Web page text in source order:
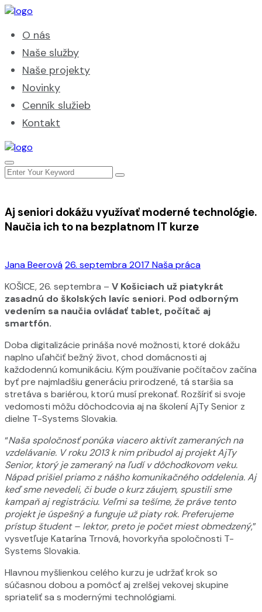
O nás
Naše služby
Naše projekty
Novinky
Cenník služieb
Kontakt
Jana Beerová26. septembra 2017 Naša práca
Aj seniori dokážu využívať moderné technológie.
Naučia ich to na bezplatnom IT kurze
KOŠICE, 26. septembra – V Košiciach už piatykrát
zasadnú do školských lavíc seniori. Pod odborným
vedením sa naučia ovládať tablet, počítač aj
smartfón.
Doba digitalizácie prináša nové možnosti, ktoré dokážu
naplno uľahčiť bežný život, chod domácnosti aj
každodennú komunikáciu. Kým používanie počítačov začína
byť pre najmladšiu generáciu prirodzené, tá staršia sa
stretáva s bariérou, ktorú musí prekonať. Rozšíriť si svoje
vedomosti môžu dôchodcovia aj na školení AjTy Senior z
dielne T-Systems Slovakia.
“Naša spoločnosť ponúka viacero aktivít zameraných na
vzdelávanie. V roku 2013 k nim pribudol aj projekt AjTy
Senior, ktorý je zameraný na ľudí v dôchodkovom veku.
Nápad prišiel priamo z nášho komunikačného oddelenia. Aj
keď sme nevedeli, či bude o kurz záujem, spustili sme
kampaň aj registráciu. Veľmi sa tešíme, že práve tento
projekt je úspešný a funguje už piaty rok. Preferujeme
prístup študent – lektor, preto je počet miest obmedzený,”
vysvetľuje Katarína Trnová, hovorkyňa spoločnosti T-
Systems Slovakia.
Hlavnou myšlienkou celého kurzu je udržať krok so
súčasnou dobou a pomôcť aj zrelšej vekovej skupine
spriateliť sa s modernými technológiami.